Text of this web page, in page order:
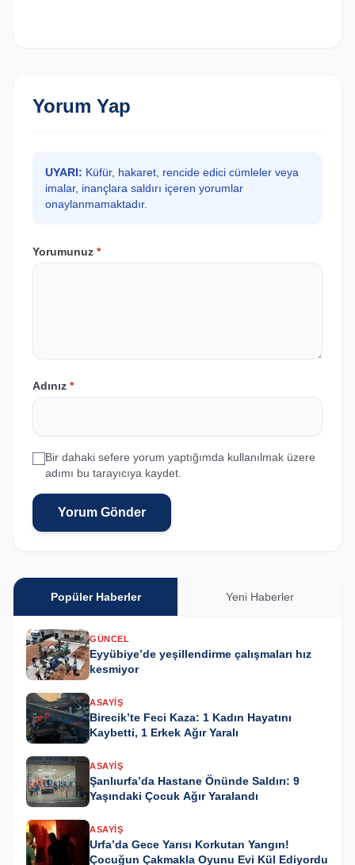
Yorum Yap
UYARI: Küfür, hakaret, rencide edici cümleler veya
imalar, inançlara saldırı içeren yorumlar
onaylanmamaktadır.
Yorumunuz *
Adınız *
Bir dahaki sefere yorum yaptığımda kullanılmak üzere
adımı bu tarayıcıya kaydet.
Yorum Gönder
Popüler Haberler Yeni Haberler
GÜNCEL
Eyyübiye’de yeşillendirme çalışmaları hız
kesmiyor
ASAYIŞ
Birecik’te Feci Kaza: 1 Kadın Hayatını
Kaybetti, 1 Erkek Ağır Yaralı
ASAYIŞ
Şanlıurfa’da Hastane Önünde Saldırı: 9
Yaşındaki Çocuk Ağır Yaralandı
ASAYIŞ
Urfa’da Gece Yarısı Korkutan Yangın!
Çocuğun Çakmakla Oyunu Evi Kül Ediyordu